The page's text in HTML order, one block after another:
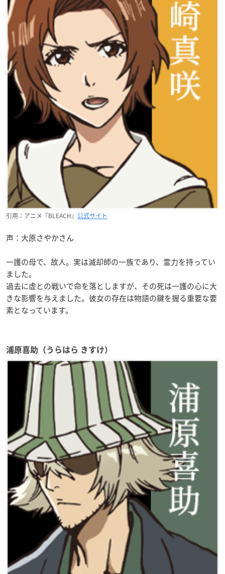
引用：アニメ『BLEACH』 公式サイト
声：大原さやかさん
一護の母で、故人。実は滅却師の一族であり、霊力を持ってい
ました。
過去に虚との戦いで命を落としますが、その死は一護の心に大
きな影響を与えました。彼女の存在は物語の鍵を握る重要な要
素となっています。
浦原喜助（うらはら きすけ）